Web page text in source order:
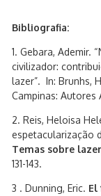
Bibliografia:
1. Gebara, Ademir.
civilizador:
lazer”. In: Brunhs,
Campinas: Autores
2. Reis, Heloisa
espetacularização
Temas sobre lazer
131-143.
3 . Dunning, Eric. El